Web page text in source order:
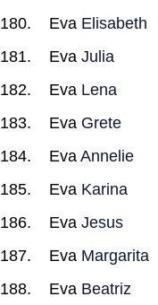
Eva Elisabeth
Eva Julia
Eva Lena
Eva Grete
Eva Annelie
Eva Karina
Eva Jesus
Eva Margarita
Eva Beatriz